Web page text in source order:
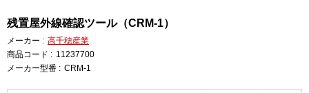
残置屋外線確認ツール（CRM-1）
メーカー : 高千穂産業
商品コード : 11237700
メーカー型番 : CRM-1